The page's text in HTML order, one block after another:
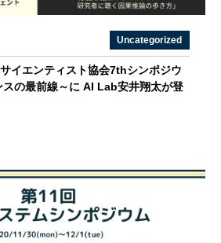
Uncategorized
イエンティスト協会7thシンポジウ
スの最前線～に AI Lab安井翔太が登